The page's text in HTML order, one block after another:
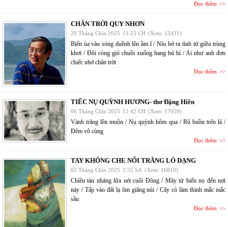
Đọc thêm
CHÂN TRỜI QUY NHƠN
29 Tháng Chín 2025 11:25 CH (Xem: 15431)
Biển ùa vào sóng duềnh lên ầm ĩ / Níu bờ ra tình tứ giữa trùng
khơi / Đôi còng gió chuồi xuống hang hú hí / Ai như anh đơn
chiếc nhớ chân trời
Đọc thêm
TIẾC NỤ QUỲNH HƯƠNG- thơ Đặng Hiền
06 Tháng Chín 2025 11:42 CH (Xem: 17059)
Vành trăng lên muộn / Nụ quỳnh hôm qua / Rũ buồn trên lá /
Đêm vô cùng
Đọc thêm
TAY KHÔNG CHE NỔI TRĂNG LÓ DẠNG
02 Tháng Chín 2025 2:55 SA (Xem: 16810)
Chiều tàn nháng lửa nét cuối Đông / Mây từ biển nọ đến nơi
này / Tấp vào đất lạ ôm giăng núi / Cây cỏ làm thinh mắc mắc
sầu
Đọc thêm